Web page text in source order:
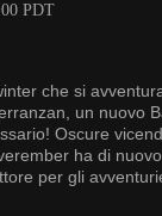
PDT
che si
un nuovo
Oscure
ha di
per gli